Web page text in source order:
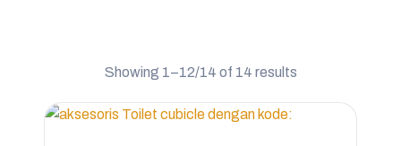
Showing 1–12/14 of 14 results